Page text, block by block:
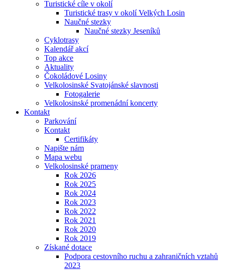
Turistické cíle v okolí
Turistické trasy v okolí Velkých Losin
Naučné stezky
Naučné stezky Jeseníků
Cyklotrasy
Kalendář akcí
Top akce
Aktuality
Čokoládové Losiny
Velkolosinské Svatojánské slavnosti
Fotogalerie
Velkolosinské promenádní koncerty
Kontakt
Parkování
Kontakt
Certifikáty
Napište nám
Mapa webu
Velkolosinské prameny
Rok 2026
Rok 2025
Rok 2024
Rok 2023
Rok 2022
Rok 2021
Rok 2020
Rok 2019
Získané dotace
Podpora cestovního ruchu a zahraničních vztahů
2023